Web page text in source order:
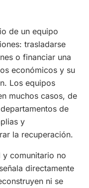
de un equipo
trasladarse
o financiar una
económicos y su
Los equipos
muchos casos, de
de
y
la recuperación.
y comunitario no
directamente
ni se